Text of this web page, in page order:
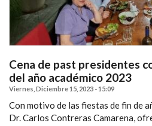
Cena de past presidentes
del año académico 2023
Viernes, Diciembre 15, 2023 - 15:09
Con motivo de las fiestas de fin de
Dr. Carlos Contreras Camarena,